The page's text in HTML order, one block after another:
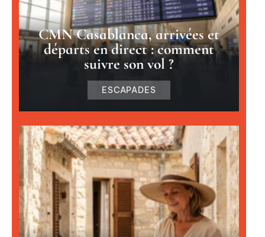
CMN Casablanca, arrivées et
départs en direct : comment
suivre son vol ?
ESCAPADES